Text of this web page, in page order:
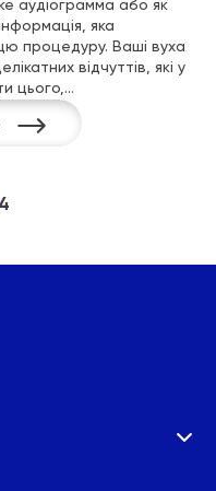
аудіограмма або як
яка
процедуру. Ваші вуха
відчуттів, які у
цього,…
4